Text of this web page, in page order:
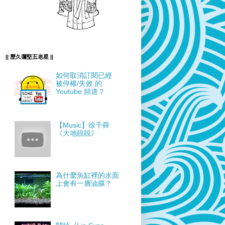
|| 歷久彌堅五老星 ||
如何取消訂閱已經
被停權/失效 的
Youtube 頻道？
【Music】徐千舜
《大地靚靚》
為什麼魚缸裡的水面
上會有一層油膜？